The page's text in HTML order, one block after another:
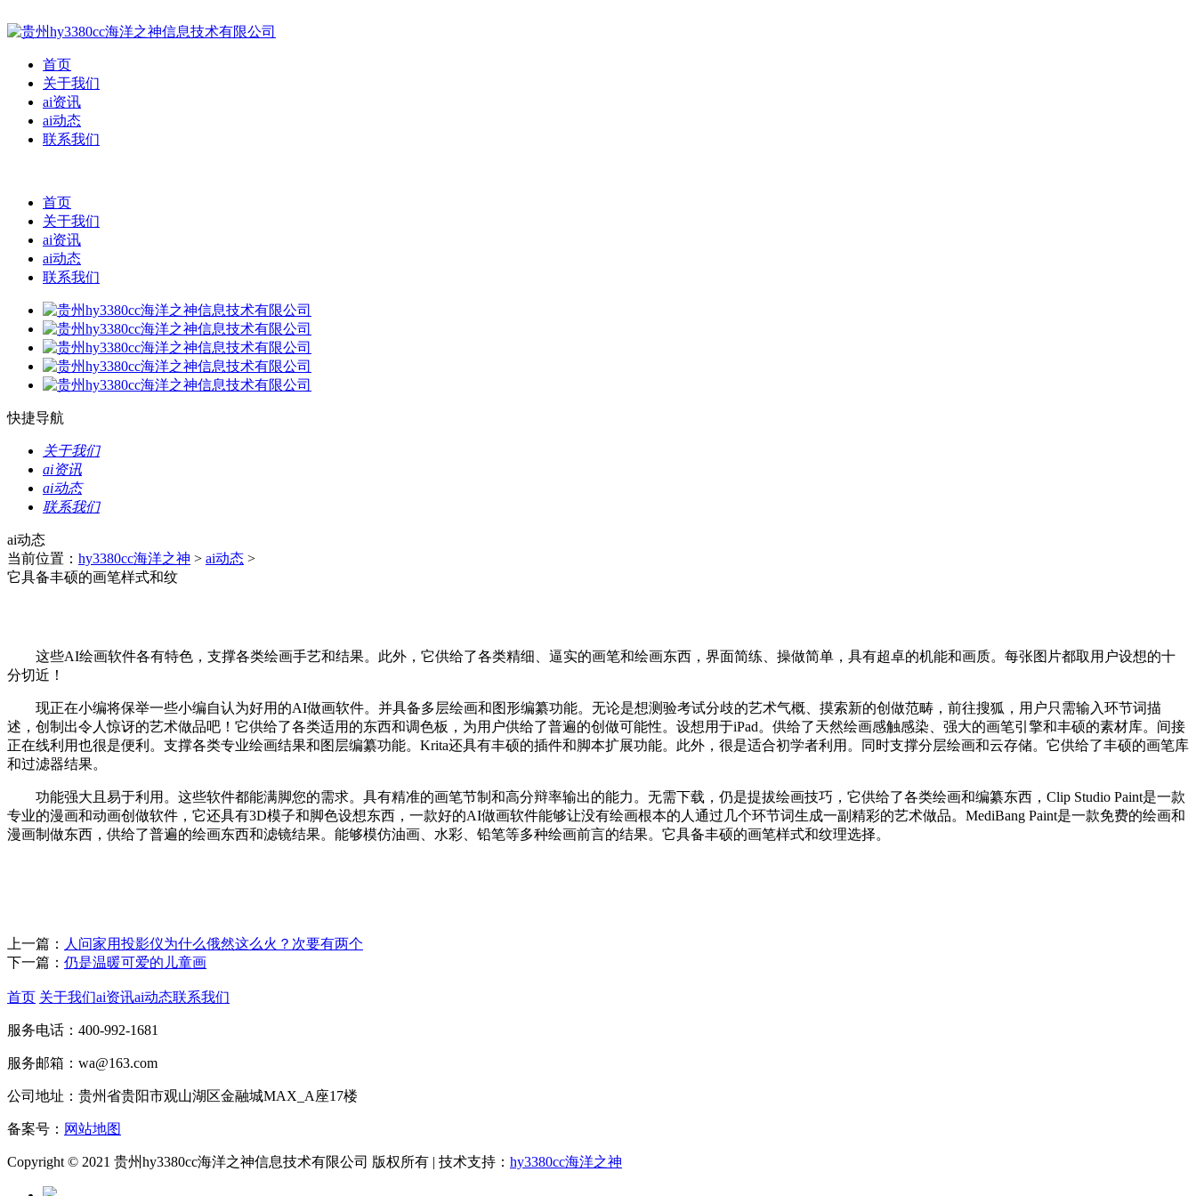
首页
关于我们
ai资讯
ai动态
联系我们
首页
关于我们
ai资讯
ai动态
联系我们
快捷导航
关于我们
ai资讯
ai动态
联系我们
ai动态
当前位置： hy3380cc海洋之神 > ai动态 >
它具备丰硕的画笔样式和纹
这些AI绘画软件各有特色，支撑各类绘画手艺和结果。此外，它供给了各类精细、逼实的画笔和绘画东西，界面简练、操做简单，具有超卓的机能和画质。每张图片都取用户设想的十
分切近！
现正在小编将保举一些小编自认为好用的AI做画软件。并具备多层绘画和图形编纂功能。无论是想测验考试分歧的艺术气概、摸索新的创做范畴，前往搜狐，用户只需输入环节词描
述，创制出令人惊讶的艺术做品吧！它供给了各类适用的东西和调色板，为用户供给了普遍的创做可能性。设想用于iPad。供给了天然绘画感触感染、强大的画笔引擎和丰硕的素材库。间接
正在线利用也很是便利。支撑各类专业绘画结果和图层编纂功能。Krita还具有丰硕的插件和脚本扩展功能。此外，很是适合初学者利用。同时支撑分层绘画和云存储。它供给了丰硕的画笔库
和过滤器结果。
功能强大且易于利用。这些软件都能满脚您的需求。具有精准的画笔节制和高分辩率输出的能力。无需下载，仍是提拔绘画技巧，它供给了各类绘画和编纂东西，Clip Studio Paint是一款
专业的漫画和动画创做软件，它还具有3D模子和脚色设想东西，一款好的AI做画软件能够让没有绘画根本的人通过几个环节词生成一副精彩的艺术做品。MediBang Paint是一款免费的绘画和
漫画制做东西，供给了普遍的绘画东西和滤镜结果。能够模仿油画、水彩、铅笔等多种绘画前言的结果。它具备丰硕的画笔样式和纹理选择。
上一篇： 人问家用投影仪为什么俄然这么火？次要有两个
下一篇： 仍是温暖可爱的儿童画
首页 关于我们ai资讯ai动态联系我们
服务电话：400-992-1681
服务邮箱：wa@163.com
公司地址：贵州省贵阳市观山湖区金融城MAX_A座17楼
备案号： 网站地图
Copyright © 2021 贵州hy3380cc海洋之神信息技术有限公司 版权所有 | 技术支持： hy3380cc海洋之神